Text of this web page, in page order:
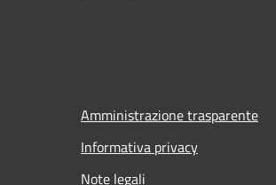
Amministrazione trasparente
Informativa privacy
Note legali